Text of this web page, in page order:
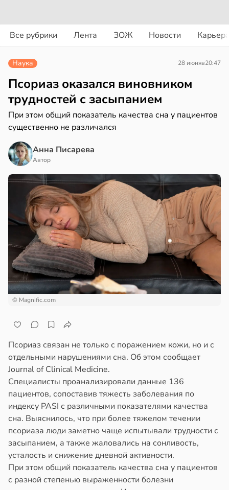
Все рубрики Лента ЗОЖ Новости
в13:55
в21:42
в20:58
Наука 28 июняв20:47
Псориаз оказался виновником
трудностей с засыпанием
При этом общий показатель качества сна у пациентов
существенно не различался
Анна Писарева
Автор
© Magnific.com
Псориаз связан не только с поражением кожи, но и с
отдельными нарушениями сна. Об этом сообщает
Journal of Clinical Medicine.
Специалисты проанализировали данные 136
пациентов, сопоставив тяжесть заболевания по
индексу PASI с различными показателями качества
сна. Выяснилось, что при более тяжелом течении
псориаза люди заметно чаще испытывали трудности с
засыпанием, а также жаловались на сонливость,
усталость и снижение дневной активности.
При этом общий показатель качества сна у пациентов
с разной степенью выраженности болезни
в17:40
19:12